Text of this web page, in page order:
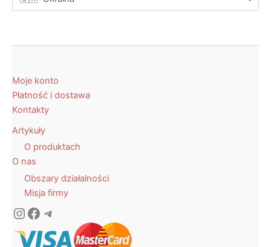
Moje konto
Płatność i dostawa
Kontakty
Artykuły
O produktach
O nas
Obszary działalności
Misja firmy
Instagram
Facebook
Telegram